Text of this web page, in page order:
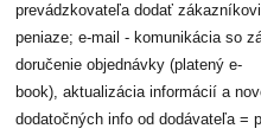
prevádzkovateľa dodať
peniaze; e-mail - komunikácia so
doručenie objednávky (platený e-
book), aktualizácia informácií a
dodatočných info od dodávateľa =